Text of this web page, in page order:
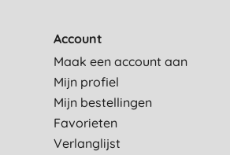
Account
Maak een account aan
Mijn profiel
Mijn bestellingen
Favorieten
Verlanglijst